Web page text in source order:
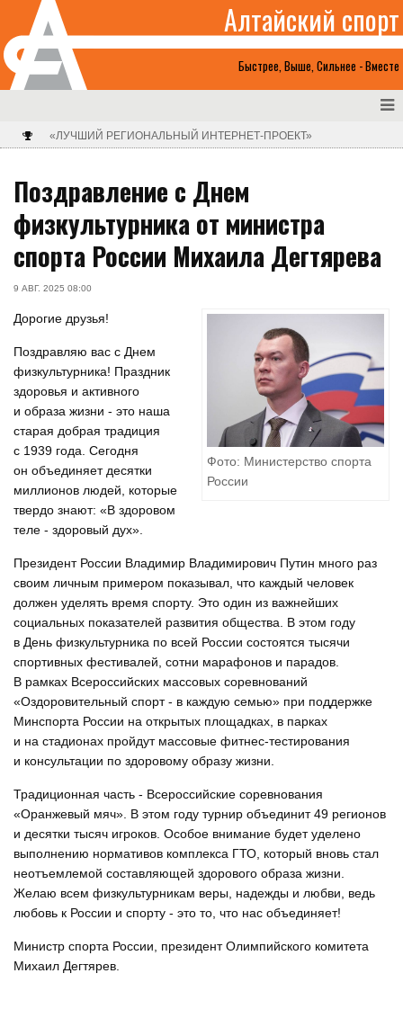
Быстрее, Выше, Сильнее - Вместе
Алтайский спорт
«ЛУЧШИЙ РЕГИОНАЛЬНЫЙ ИНТЕРНЕТ-ПРОЕКТ»
Поздравление с Днем
физкультурника от министра
спорта России Михаила Дегтярева
9 АВГ. 2025 08:00
Фото: Министерство спорта
России
Дорогие друзья!
Поздравляю вас с Днем
физкультурника! Праздник
здоровья и активного
и образа жизни - это наша
старая добрая традиция
с 1939 года. Сегодня
он объединяет десятки
миллионов людей, которые
твердо знают: «В здоровом
теле - здоровый дух».
Президент России Владимир Владимирович Путин много раз
своим личным примером показывал, что каждый человек
должен уделять время спорту. Это один из важнейших
социальных показателей развития общества. В этом году
в День физкультурника по всей России состоятся тысячи
спортивных фестивалей, сотни марафонов и парадов.
В рамках Всероссийских массовых соревнований
«Оздоровительный спорт - в каждую семью» при поддержке
Минспорта России на открытых площадках, в парках
и на стадионах пройдут массовые фитнес-тестирования
и консультации по здоровому образу жизни.
Традиционная часть - Всероссийские соревнования
«Оранжевый мяч». В этом году турнир объединит 49 регионов
и десятки тысяч игроков. Особое внимание будет уделено
выполнению нормативов комплекса ГТО, который вновь стал
неотъемлемой составляющей здорового образа жизни.
Желаю всем физкультурникам веры, надежды и любви, ведь
любовь к России и спорту - это то, что нас объединяет!
Министр спорта России, президент Олимпийского комитета
Михаил Дегтярев.